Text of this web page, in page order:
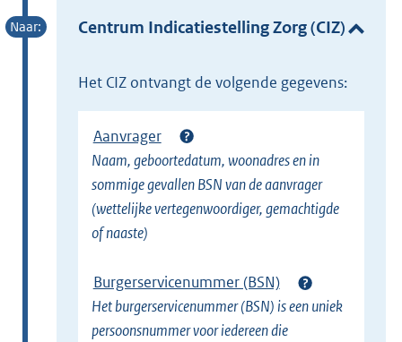
Centrum Indicatiestelling Zorg (CIZ)
het CIZ ontvangt de volgende gegevens:
Aanvrager
Naam, geboortedatum, woonadres en in
sommige gevallen BSN van de aanvrager
(wettelijke vertegenwoordiger, gemachtigde
of naaste)
Burgerservicenummer (BSN)
Het burgerservicenummer (BSN) is een uniek
persoonsnummer voor iedereen die